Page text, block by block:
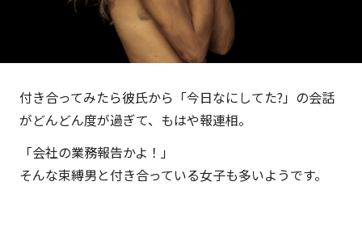
付き合ってみたら彼氏から「今日なにしてた?」の会話
がどんどん度が過ぎて、もはや報連相。
「会社の業務報告かよ！」
そんな束縛男と付き合っている女子も多いようです。